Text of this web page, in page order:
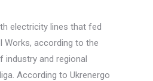
electricity lines that fed
Works, according to the
industry and regional
According to Ukrenergo